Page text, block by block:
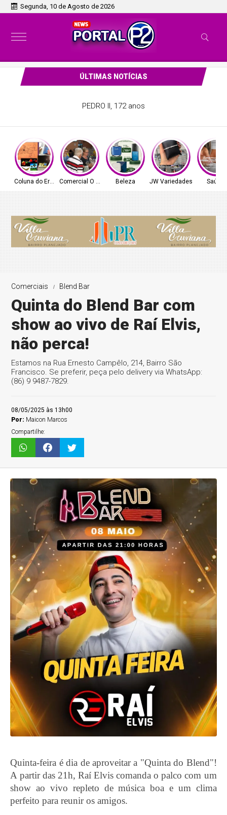
Segunda, 10 de Agosto de 2026
ÚLTIMAS NOTÍCIAS
PEDRO II, 172 anos
Coluna do ErnâniComercial O FerreiraBeleza JW Variedades Saúde!
Comerciais Blend Bar
Quinta do Blend Bar com
show ao vivo de Raí Elvis,
não perca!
Estamos na Rua Ernesto Campêlo, 214, Bairro São
Francisco. Se preferir, peça pelo delivery via WhatsApp:
(86) 9 9487-7829.
08/05/2025 às 13h00
Por: Maicon Marcos
Compartilhe:
Quinta-feira é dia de aproveitar a "Quinta do Blend"!
A partir das 21h, Raí Elvis comanda o palco com um
show ao vivo repleto de música boa e um clima
perfeito para reunir os amigos.